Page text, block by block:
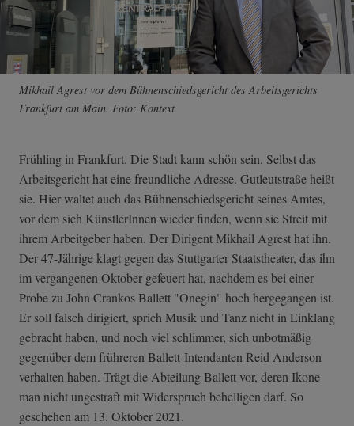
Mikhail Agrest vor dem Bühnenschiedsgericht des Arbeitsgerichts
Frankfurt am Main. Foto: Kontext
Frühling in Frankfurt. Die Stadt kann schön sein. Selbst das
Arbeitsgericht hat eine freundliche Adresse. Gutleutstraße heißt
sie. Hier waltet auch das Bühnenschiedsgericht seines Amtes,
vor dem sich KünstlerInnen wieder finden, wenn sie Streit mit
ihrem Arbeitgeber haben. Der Dirigent Mikhail Agrest hat ihn.
Der 47-Jährige klagt gegen das Stuttgarter Staatstheater, das ihn
im vergangenen Oktober gefeuert hat, nachdem es bei einer
Probe zu John Crankos Ballett "Onegin" hoch hergegangen ist.
Er soll falsch dirigiert, sprich Musik und Tanz nicht in Einklang
gebracht haben, und noch viel schlimmer, sich unbotmäßig
gegenüber dem frühreren Ballett-Intendanten Reid Anderson
verhalten haben. Trägt die Abteilung Ballett vor, deren Ikone
man nicht ungestraft mit Widerspruch behelligen darf. So
geschehen am 13. Oktober 2021.